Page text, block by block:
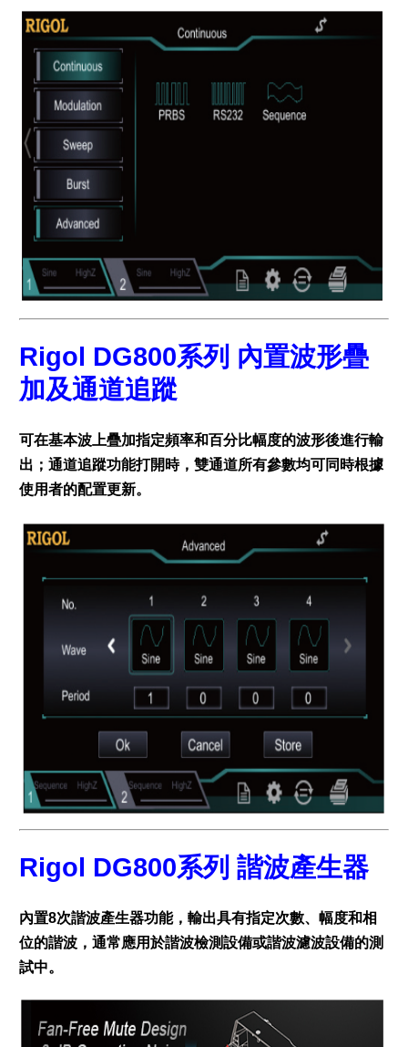
Rigol DG800系列 內置波形疊
加及通道追蹤
可在基本波上疊加指定頻率和百分比幅度的波形後進行輸
出；通道追蹤功能打開時，雙通道所有參數均可同時根據
使用者的配置更新。
Rigol DG800系列 諧波產生器
內置8次諧波產生器功能，輸出具有指定次數、幅度和相
位的諧波，通常應用於諧波檢測設備或諧波濾波設備的測
試中。